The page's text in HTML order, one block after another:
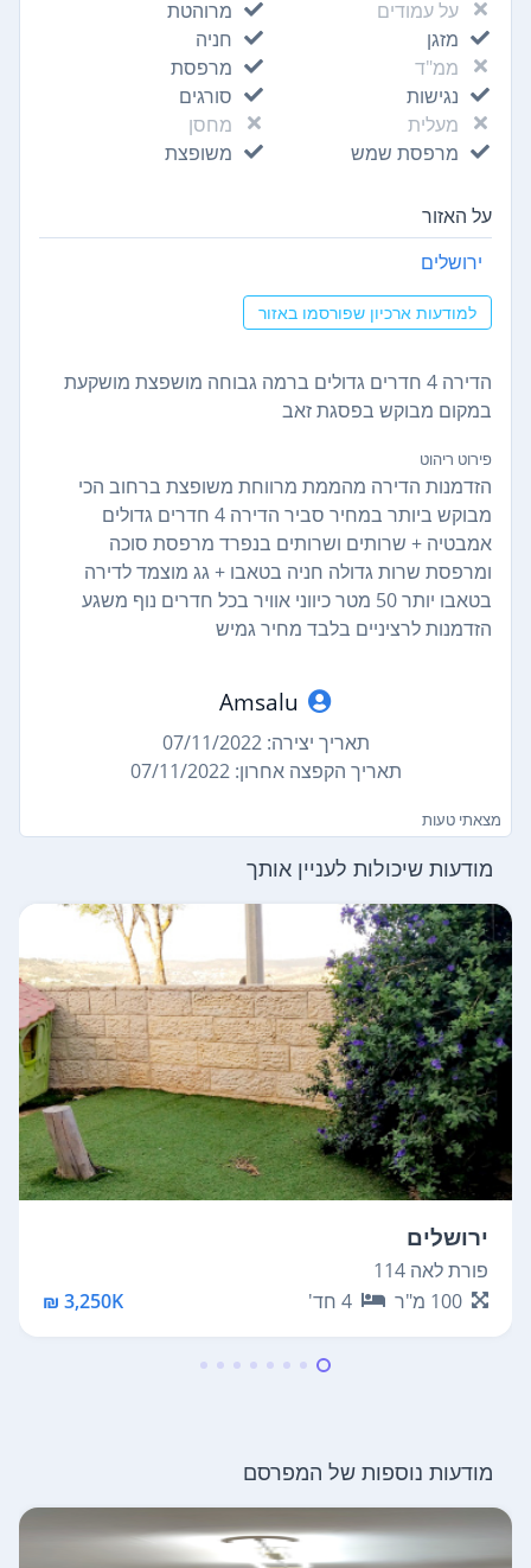
על עמודים
מרוהטת
מזגן
חניה
ממ"ד
מרפסת
נגישות
סורגים
מעלית
מחסן
מרפסת שמש
משופצת
על האזור
ירושלים
למודעות ארכיון שפורסמו באזור
הדירה 4 חדרים גדולים ברמה גבוחה מושפצת מושקעת
במקום מבוקש בפסגת זאב
פירוט ריהוט
הזדמנות הדירה מהממת מרווחת משופצת ברחוב הכי
מבוקש ביותר במחיר סביר הדירה 4 חדרים גדולים
אמבטיה + שרותים ושרותים בנפרד מרפסת סוכה
ומרפסת שרות גדולה חניה בטאבו + גג מוצמד לדירה
בטאבו יותר 50 מטר כיווני אוויר בכל חדרים נוף משגע
הזדמנות לרציניים בלבד מחיר גמיש
Amsalu
תאריך יצירה: 07/11/2022
תאריך הקפצה אחרון: 07/11/2022
מצאתי טעות
מודעות שיכולות לעניין אותך
ירושלים
פורת לאה 114
100 מ"ר 4 חד' 3,250K ₪
מודעות נוספות של המפרסם